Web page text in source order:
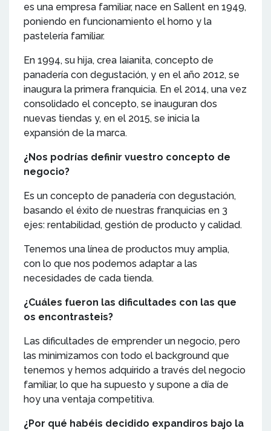
es una empresa familiar, nace en Sallent en 1949,
poniendo en funcionamiento el horno y la
pastelería familiar.
En 1994, su hija, crea Iaianita, concepto de
panadería con degustación, y en el año 2012, se
inaugura la primera franquicia. En el 2014, una vez
consolidado el concepto, se inauguran dos
nuevas tiendas y, en el 2015, se inicia la
expansión de la marca.
¿Nos podrías definir vuestro concepto de
negocio?
Es un concepto de panadería con degustación,
basando el éxito de nuestras franquicias en 3
ejes: rentabilidad, gestión de producto y calidad.
Tenemos una línea de productos muy amplia,
con lo que nos podemos adaptar a las
necesidades de cada tienda.
¿Cuáles fueron las dificultades con las que
os encontrasteis?
Las dificultades de emprender un negocio, pero
las minimizamos con todo el background que
tenemos y hemos adquirido a través del negocio
familiar, lo que ha supuesto y supone a día de
hoy una ventaja competitiva.
¿Por qué habéis decidido expandiros bajo la